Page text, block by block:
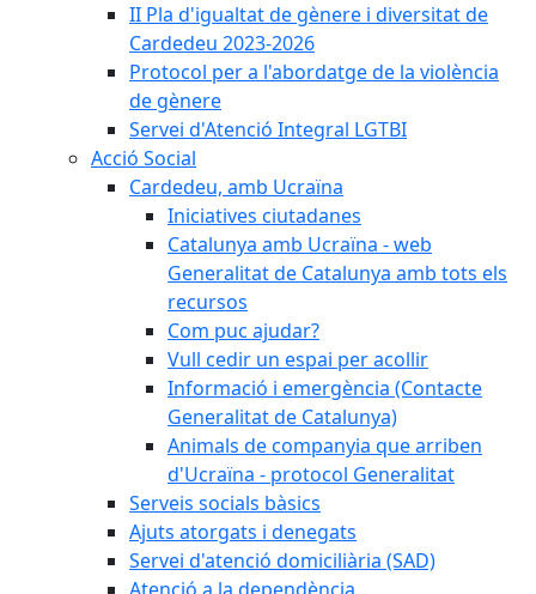
II Pla d'igualtat de gènere i diversitat de
Cardedeu 2023-2026
Protocol per a l'abordatge de la violència
de gènere
Servei d'Atenció Integral LGTBI
Acció Social
Cardedeu, amb Ucraïna
Iniciatives ciutadanes
Catalunya amb Ucraïna - web
Generalitat de Catalunya amb tots els
recursos
Com puc ajudar?
Vull cedir un espai per acollir
Informació i emergència (Contacte
Generalitat de Catalunya)
Animals de companyia que arriben
d'Ucraïna - protocol Generalitat
Serveis socials bàsics
Ajuts atorgats i denegats
Servei d'atenció domiciliària (SAD)